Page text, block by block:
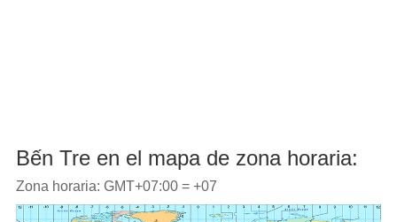
Bến Tre en el mapa de zona horaria:
Zona horaria: GMT+07:00 = +07